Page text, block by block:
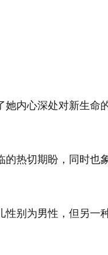
内心深处对新生命
热切期盼，同时也
别为男性，但另一